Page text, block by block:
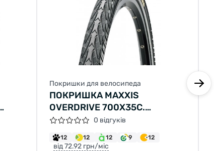
Покришки для велосипеда
ПОКРИШКА MAXXIS
OVERDRIVE 700X35C.
MAXXPROTECT 27TPI. 70A
0 відгуків
12 12 12 9 12
від 72.92 грн/міс